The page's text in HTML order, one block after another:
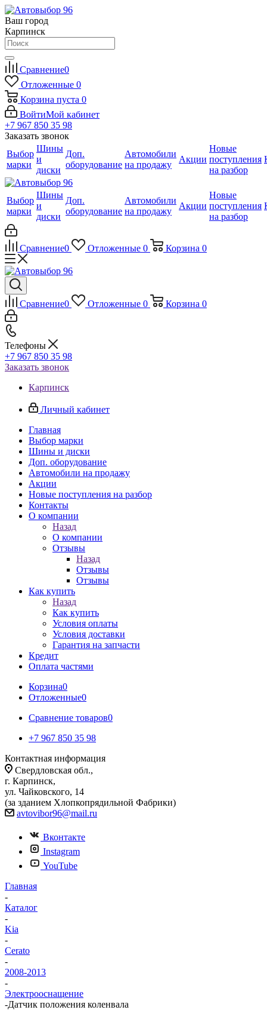
Ваш город
Карпинск
Сравнение0
Отложенные 0
Корзина пуста 0
ВойтиМой кабинет
+7 967 850 35 98
Заказать звонок
Выбор
марки
Шины
и
диски
Доп.
оборудование
Автомобили
на продажу
Акции
Новые
поступления
на разбор
Выбор
марки
Шины
и
диски
Доп.
оборудование
Автомобили
на продажу
Акции
Новые
поступления
на разбор
Сравнение0 Отложенные 0 Корзина 0
Сравнение0 Отложенные 0 Корзина 0
Телефоны
+7 967 850 35 98
Заказать звонок
Карпинск
Личный кабинет
Главная
Выбор марки
Шины и диски
Доп. оборудование
Автомобили на продажу
Акции
Новые поступления на разбор
Контакты
О компании
Назад
О компании
Отзывы
Назад
Отзывы
Отзывы
Как купить
Назад
Как купить
Условия оплаты
Условия доставки
Гарантия на запчасти
Кредит
Оплата частями
Корзина0
Отложенные0
Сравнение товаров0
+7 967 850 35 98
Контактная информация
Свердловская обл.,
г. Карпинск,
ул. Чайковского, 14
(за зданием Хлопкопрядильной Фабрики)
avtovibor96@mail.ru
Вконтакте
Instagram
YouTube
Главная
-
Каталог
-
Kia
-
Cerato
-
2008-2013
-
Электрооснащение
-Датчик положения коленвала